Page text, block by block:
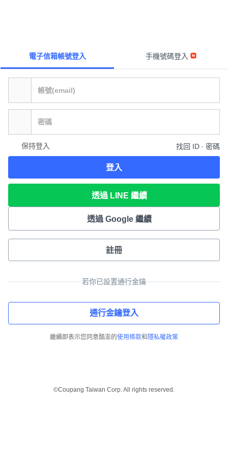
電子信箱帳號登入 手機號碼登入
保持登入 找回 ID ∙ 密碼
登入
透過 LINE 繼續
透過 Google 繼續
註冊
若你已設置通行金鑰
通行金鑰登入
繼續即表示您同意酷澎的使用條款和 隱私權政策
©Coupang Taiwan Corp. All rights reserved.